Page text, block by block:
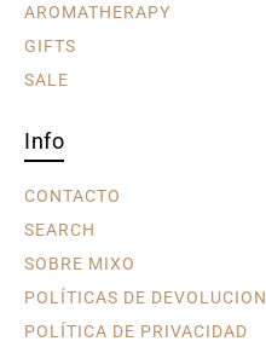
AROMATHERAPY
GIFTS
SALE
Info
CONTACTO
SEARCH
SOBRE MIXO
POLÍTICAS DE DEVOLUCION
POLÍTICA DE PRIVACIDAD